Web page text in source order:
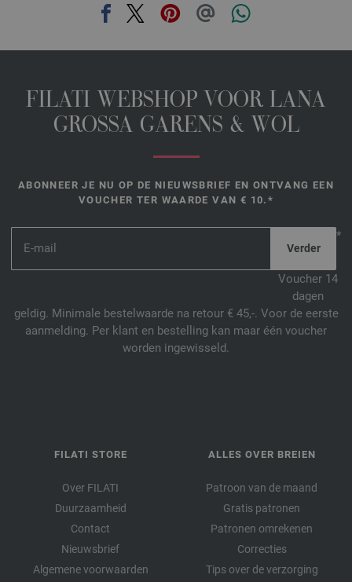
FILATI WEBSHOP VOOR LANA
GROSSA GARENS & WOL
ABONNEER JE NU OP DE NIEUWSBRIEF EN ONTVANG EEN
VOUCHER TER WAARDE VAN € 10.*
*
Voucher 14
dagen
geldig. Minimale bestelwaarde na retour € 45,-. Voor de eerste
aanmelding. Per klant en bestelling kan maar één voucher
worden ingewisseld.
FILATI STORE
Over FILATI
Duurzaamheid
Contact
Nieuwsbrief
Algemene voorwaarden
ALLES OVER BREIEN
Patroon van de maand
Gratis patronen
Patronen omrekenen
Correcties
Tips over de verzorging